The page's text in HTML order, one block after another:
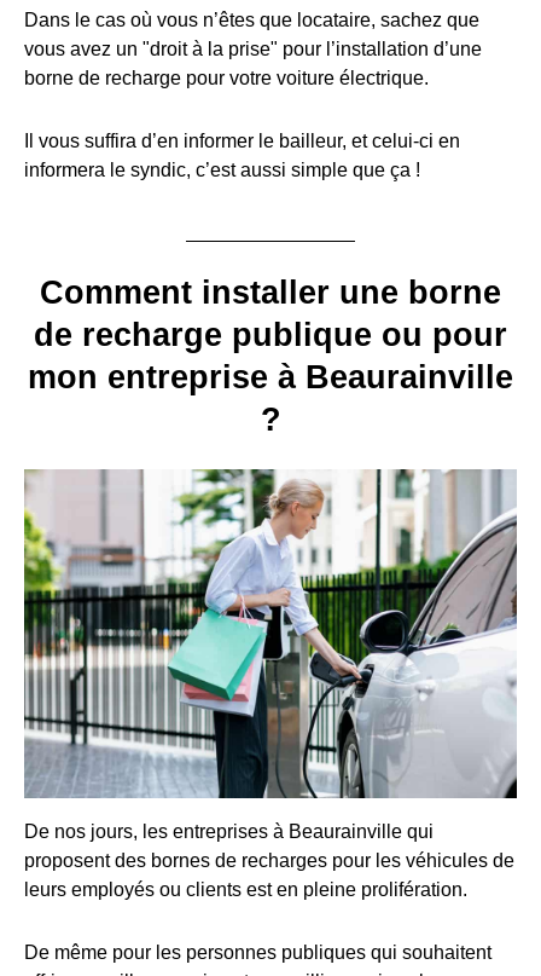
Dans le cas où vous n’êtes que locataire, sachez que
vous avez un "droit à la prise" pour l’installation d’une
borne de recharge pour votre voiture électrique.
Il vous suffira d’en informer le bailleur, et celui-ci en
informera le syndic, c’est aussi simple que ça !
Comment installer une borne
de recharge publique ou pour
mon entreprise à Beaurainville
?
De nos jours, les entreprises à Beaurainville qui
proposent des bornes de recharges pour les véhicules de
leurs employés ou clients est en pleine prolifération.
De même pour les personnes publiques qui souhaitent